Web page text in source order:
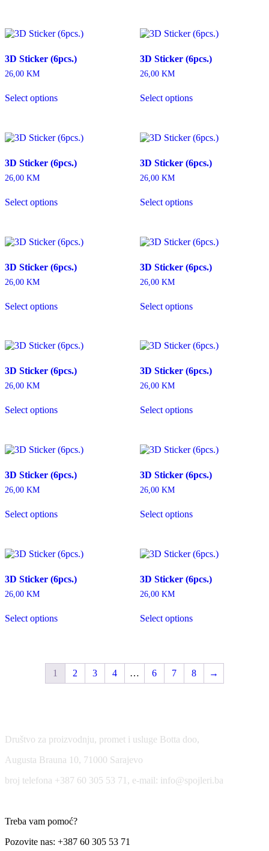
3D Sticker (6pcs.)
26,00 KM
Select options
3D Sticker (6pcs.)
26,00 KM
Select options
3D Sticker (6pcs.)
26,00 KM
Select options
3D Sticker (6pcs.)
26,00 KM
Select options
3D Sticker (6pcs.)
26,00 KM
Select options
3D Sticker (6pcs.)
26,00 KM
Select options
3D Sticker (6pcs.)
26,00 KM
Select options
3D Sticker (6pcs.)
26,00 KM
Select options
3D Sticker (6pcs.)
26,00 KM
Select options
3D Sticker (6pcs.)
26,00 KM
Select options
3D Sticker (6pcs.)
26,00 KM
Select options
3D Sticker (6pcs.)
26,00 KM
Select options
1 2 3 4 … 6 7 8 →
Društvo za proizvodnju, promet i usluge Botta doo,
Augusta Brauna 10, 71000 Sarajevo
broj telefona +387 60 305 53 71, e-mail: info@spojleri.ba
Treba vam pomoć?
Pozovite nas: +387 60 305 53 71